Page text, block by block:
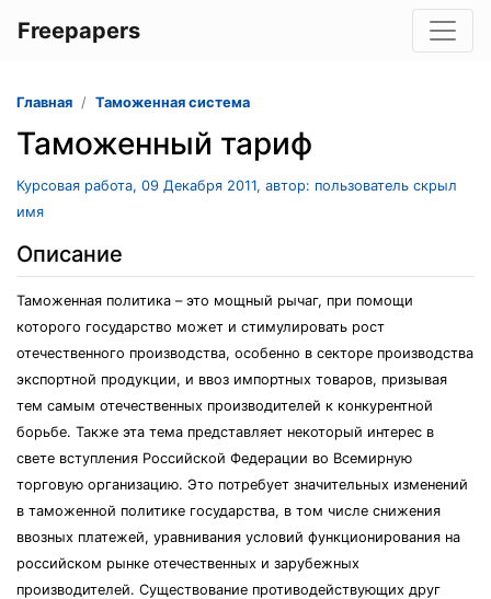
Freepapers
Главная Таможенная система
Таможенный тариф
Курсовая работа, 09 Декабря 2011, автор: пользователь скрыл
имя
Описание
Таможенная политика – это мощный рычаг, при помощи
которого государство может и стимулировать рост
отечественного производства, особенно в секторе производства
экспортной продукции, и ввоз импортных товаров, призывая
тем самым отечественных производителей к конкурентной
борьбе. Также эта тема представляет некоторый интерес в
свете вступления Российской Федерации во Всемирную
торговую организацию. Это потребует значительных изменений
в таможенной политике государства, в том числе снижения
ввозных платежей, уравнивания условий функционирования на
российском рынке отечественных и зарубежных
производителей. Существование противодействующих друг